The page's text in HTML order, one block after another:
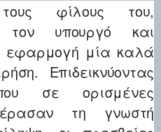
φίλους του,
τον υπουργό και
εφαρμογή μία καλά
Επιδεικνύοντας
σε ορισμένες
τη γνωστή